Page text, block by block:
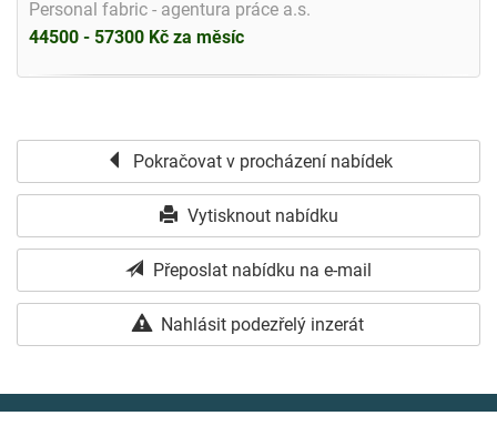
Personal fabric - agentura práce a.s.
44500 - 57300 Kč za měsíc
Pokračovat v procházení nabídek
Vytisknout nabídku
Přeposlat nabídku na e-mail
Nahlásit podezřelý inzerát